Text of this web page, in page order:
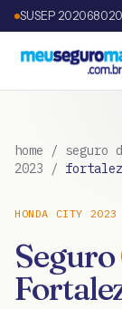
SUSEP 202068020
home / seguro
2023 /
HONDA CITY 2023
Seguro